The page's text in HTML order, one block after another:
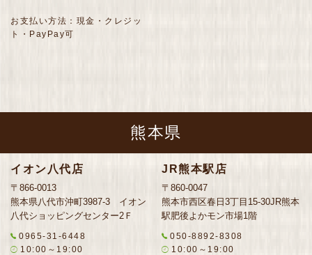
お支払い方法：現金・クレジッ
ト・PayPay可
熊本県
イオン八代店
〒866-0013
熊本県八代市沖町3987-3 イオン
八代ショッピングセンター2Ｆ
0965-31-6448
10:00～19:00
JR熊本駅店
〒860-0047
熊本市西区春日3丁目15-30JR熊本
駅肥後よかモン市場1階
050-8892-8308
10:00～19:00